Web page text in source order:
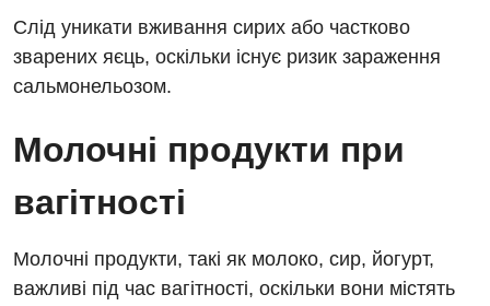
Онкологічне відділлення
Проктологія
Пульмонологія
Ревматологія
Терапія
Слід уникати вживання сирих або частково
зварених яєць, оскільки існує ризик зараження
сальмонельозом.
Молочні продукти при
вагітності
Молочні продукти, такі як молоко, сир, йогурт,
важливі під час вагітності, оскільки вони містять